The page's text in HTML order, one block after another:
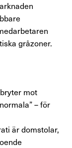
gråzoner.
mot
– för
är domstolar,